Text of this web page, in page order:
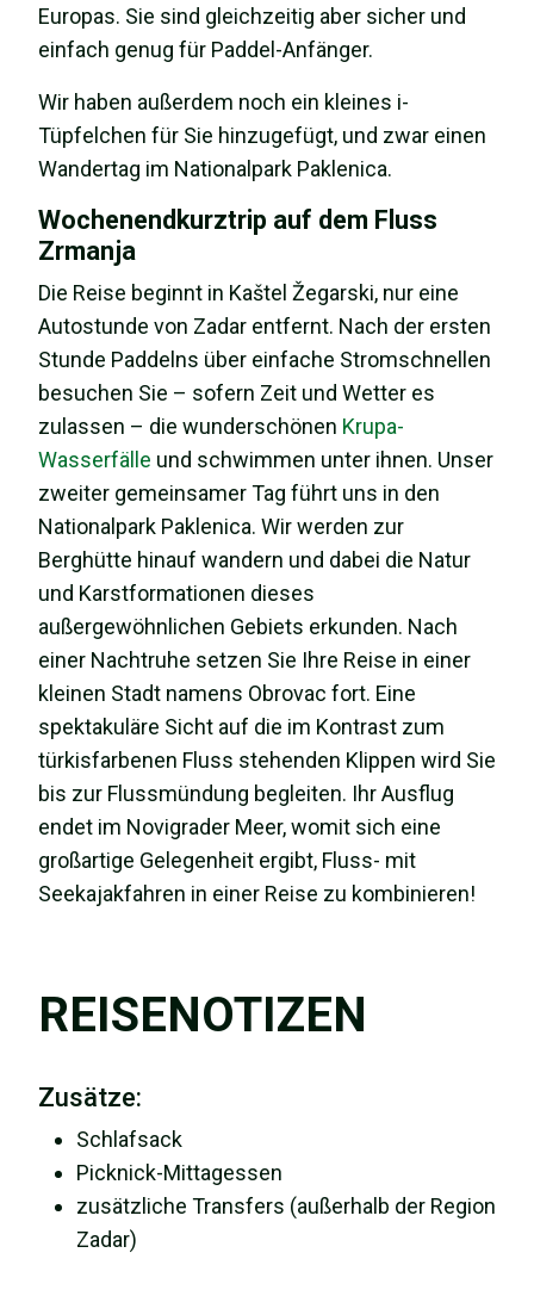
Europas. Sie sind gleichzeitig aber sicher und
einfach genug für Paddel-Anfänger.
Wir haben außerdem noch ein kleines i-
Tüpfelchen für Sie hinzugefügt, und zwar einen
Wandertag im Nationalpark Paklenica.
Wochenendkurztrip auf dem Fluss
Zrmanja
Die Reise beginnt in Kaštel Žegarski, nur eine
Autostunde von Zadar entfernt. Nach der ersten
Stunde Paddelns über einfache Stromschnellen
besuchen Sie – sofern Zeit und Wetter es
zulassen – die wunderschönen Krupa-
Wasserfälle und schwimmen unter ihnen. Unser
zweiter gemeinsamer Tag führt uns in den
Nationalpark Paklenica. Wir werden zur
Berghütte hinauf wandern und dabei die Natur
und Karstformationen dieses
außergewöhnlichen Gebiets erkunden. Nach
einer Nachtruhe setzen Sie Ihre Reise in einer
kleinen Stadt namens Obrovac fort. Eine
spektakuläre Sicht auf die im Kontrast zum
türkisfarbenen Fluss stehenden Klippen wird Sie
bis zur Flussmündung begleiten. Ihr Ausflug
endet im Novigrader Meer, womit sich eine
großartige Gelegenheit ergibt, Fluss- mit
Seekajakfahren in einer Reise zu kombinieren!
REISENOTIZEN
Zusätze:
Schlafsack
Picknick-Mittagessen
zusätzliche Transfers (außerhalb der Region
Zadar)